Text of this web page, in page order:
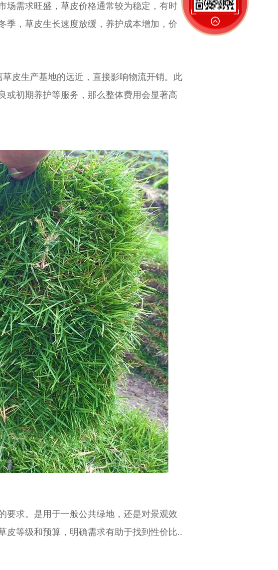
场需求旺盛，草皮价格通常较为稳定，有时
季，草皮生长速度放缓，养护成本增加，价
皮生产基地的远近，直接影响物流开销。此
或初期养护等服务，那么整体费用会显著高
要求。是用于一般公共绿地，还是对景观效
皮等级和预算，明确需求有助于找到性价比..